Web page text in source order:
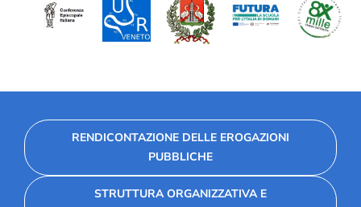
RENDICONTAZIONE DELLE EROGAZIONI
PUBBLICHE
STRUTTURA ORGANIZZATIVA E